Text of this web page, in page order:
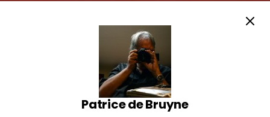
Patrice de Bruyne